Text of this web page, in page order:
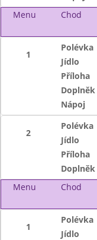
Menu
Chod
1
Polévka
Jídlo
Příloha
Doplněk
Nápoj
2
Polévka
Jídlo
Příloha
Doplněk
Menu
Chod
1
Polévka
Jídlo